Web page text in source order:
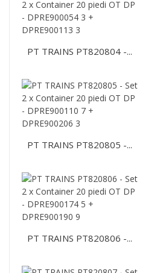
PT TRAINS PT820804 -...
PT TRAINS PT820805 -...
PT TRAINS PT820806 -...